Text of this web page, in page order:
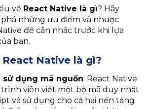
về React Native là gì? Hãy
những ưu điểm và nhược
để cân nhắc trước khi lựa
bạn.
Native là gì?
sử dụng mã nguồn: React Native
viên viết một bộ mã duy nhất
và sử dụng cho cả hai nền tảng